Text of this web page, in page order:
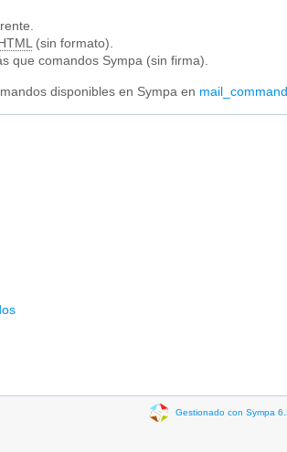
HTML(sin formato).
que comandos Sympa (sin firma).
disponibles en Sympa en
Gestionado con Sympa